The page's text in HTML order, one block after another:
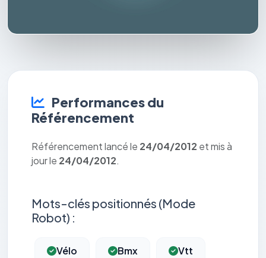
Performances du
Référencement
Référencement lancé le 24/04/2012 et mis à
jour le 24/04/2012.
Mots-clés positionnés (Mode
Robot) :
Vélo Bmx Vtt